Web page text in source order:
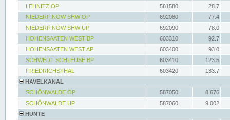
LEHNITZ OP
581580
28.7
NIEDERFINOW SHW OP
692080
77.4
NIEDERFINOW SHW UP
692090
78.0
HOHENSAATEN WEST BP
603310
92.7
HOHENSAATEN WEST AP
603400
93.0
SCHWEDT SCHLEUSE BP
603410
123.5
FRIEDRICHSTHAL
603420
133.7
HAVELKANAL
SCHÖNWALDE OP
587050
8.676
SCHÖNWALDE UP
587060
9.002
HUNTE